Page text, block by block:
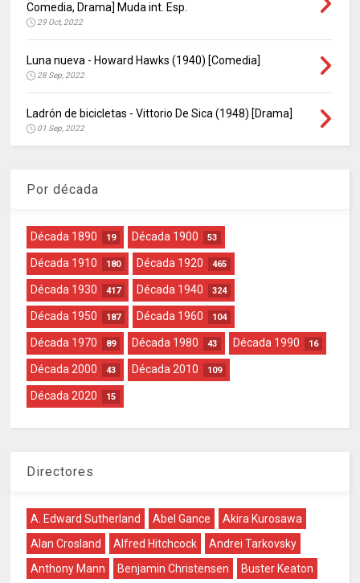
Comedia, Drama] Muda int. Esp.
29 Oct, 2022
Luna nueva - Howard Hawks (1940) [Comedia]
28 Sep, 2022
Ladrón de bicicletas - Vittorio De Sica (1948) [Drama]
01 Sep, 2022
Por década
Década 1890 19 Década 1900 53
Década 1910 180 Década 1920 465
Década 1930 417 Década 1940 324
Década 1950 187 Década 1960 104
Década 1970 89 Década 1980 43 Década 1990 16
Década 2000 43 Década 2010 109
Década 2020 15
Directores
A. Edward Sutherland Abel Gance
Akira Kurosawa
Alan Crosland
Alfred Hitchcock
Andrei Tarkovsky
Anthony Mann
Benjamin Christensen
Buster Keaton